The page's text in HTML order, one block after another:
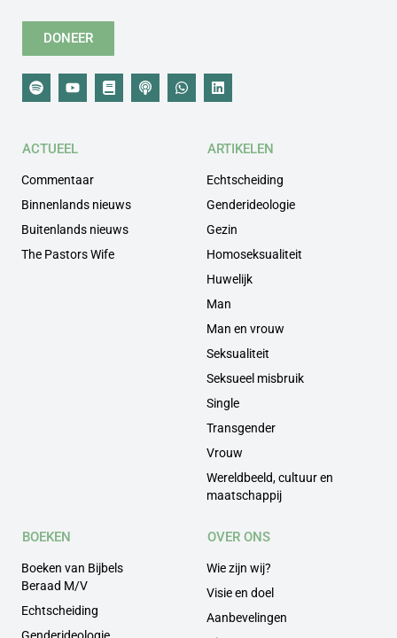
DONEER
ACTUEEL
Commentaar
Binnenlands nieuws
Buitenlands nieuws
The Pastors Wife
ARTIKELEN
Echtscheiding
Genderideologie
Gezin
Homoseksualiteit
Huwelijk
Man
Man en vrouw
Seksualiteit
Seksueel misbruik
Single
Transgender
Vrouw
Wereldbeeld, cultuur en
maatschappij
BOEKEN
Boeken van Bijbels
Beraad M/V
Echtscheiding
OVER ONS
Wie zijn wij?
Visie en doel
Aanbevelingen